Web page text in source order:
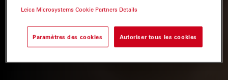
Leica Microsystems Cookie Partners Details
Paramètres des cookies Autoriser tous les cookies